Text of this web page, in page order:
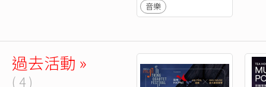
音樂
過去活動 »
( 4 )